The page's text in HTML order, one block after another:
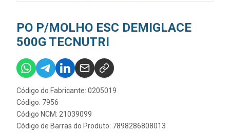
PO P/MOLHO ESC DEMIGLACE
500G TECNUTRI
Código do Fabricante: 0205019
Código: 7956
Código NCM: 21039099
Código de Barras do Produto: 7898286808013